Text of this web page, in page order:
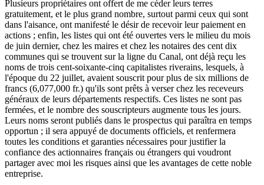
Plusieurs propriétaires ont offert de me céder leurs terres
gratuitement, et le plus grand nombre, surtout parmi ceux qui sont
dans l'aisance, ont manifesté le désir de recevoir leur paiement en
actions ; enfin, les listes qui ont été ouvertes vers le milieu du mois
de juin dernier, chez les maires et chez les notaires des cent dix
communes qui se trouvent sur la ligne du Canal, ont déjà reçu les
noms de trois cent-soixante-cinq capitalistes riverains, lesquels, à
l'époque du 22 juillet, avaient souscrit pour plus de six millions de
francs (6,077,000 fr.) qu'ils sont prêts à verser chez les receveurs
généraux de leurs départements respectifs. Ces listes ne sont pas
fermées, et le nombre des souscripteurs augmente tous les jours.
Leurs noms seront publiés dans le prospectus qui paraîtra en temps
opportun ; il sera appuyé de documents officiels, et renfermera
toutes les conditions et garanties nécessaires pour justifier la
confiance des actionnaires français ou étrangers qui voudront
partager avec moi les risques ainsi que les avantages de cette noble
entreprise.